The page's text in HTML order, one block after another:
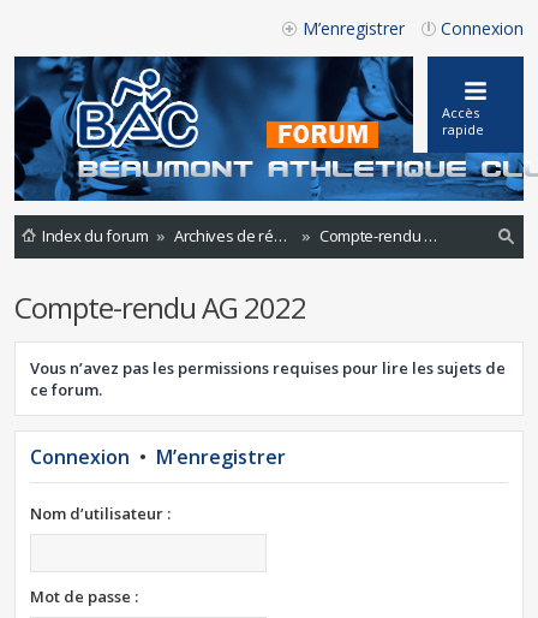
Connexion
M’enregistrer
Accès
rapide
Index du forum Archives de réunions
Compte-rendu AG 2022
rc
he
Compte-rendu AG 2022
Vous n’avez pas les permissions requises pour lire les sujets de
ce forum.
Connexion • M’enregistrer
Nom d’utilisateur :
Mot de passe :